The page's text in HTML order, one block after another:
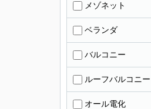
メゾネット
ベランダ
バルコニー
ルーフバルコニー
オール電化